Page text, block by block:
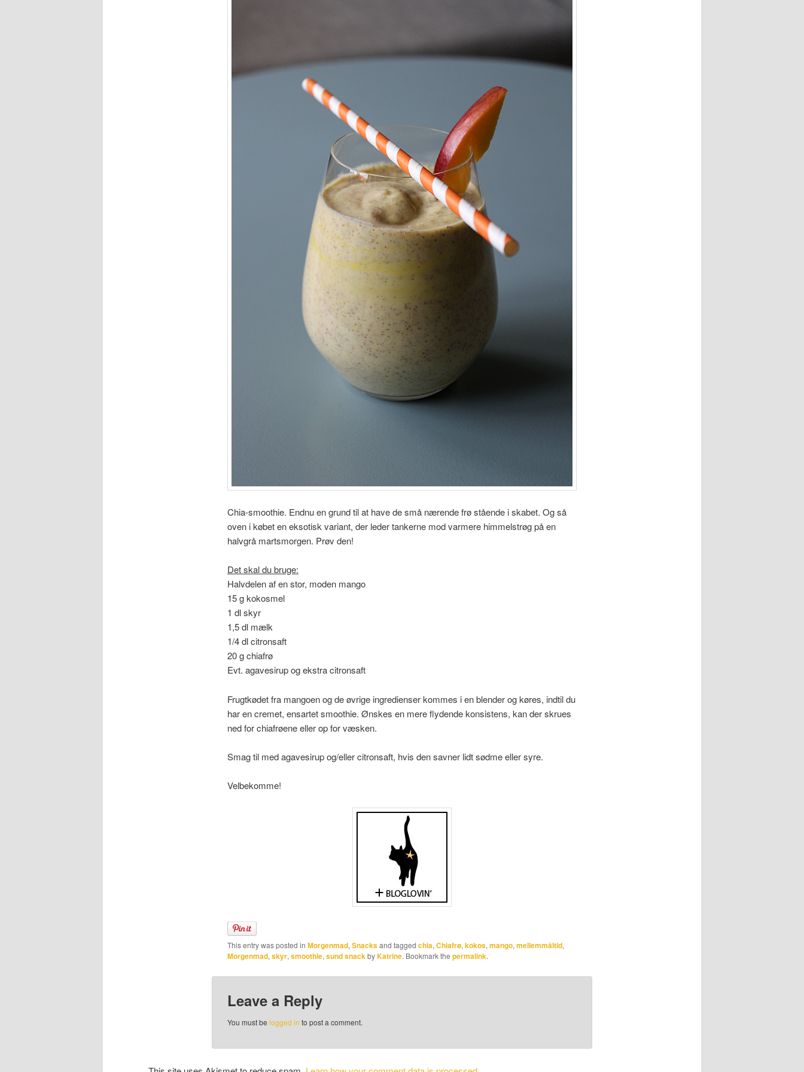
Chia-smoothie. Endnu en grund til at have de små nærende frø stående i skabet. Og så
oven i købet en eksotisk variant, der leder tankerne mod varmere himmelstrøg på en
halvgrå martsmorgen. Prøv den!
Det skal du bruge:
Halvdelen af en stor, moden mango
15 g kokosmel
1 dl skyr
1,5 dl mælk
1/4 dl citronsaft
20 g chiafrø
Evt. agavesirup og ekstra citronsaft
Frugtkødet fra mangoen og de øvrige ingredienser kommes i en blender og køres, indtil du
har en cremet, ensartet smoothie. Ønskes en mere flydende konsistens, kan der skrues
ned for chiafrøene eller op for væsken.
Smag til med agavesirup og/eller citronsaft, hvis den savner lidt sødme eller syre.
Velbekomme!
This entry was posted in Morgenmad, Snacksand tagged chia, Chiafrø, kokos, mango, mellemmåltid,
Morgenmad, skyr, smoothie, sund snackbyKatrine. Bookmark the permalink.
Leave a Reply
You must be logged in to post a comment.